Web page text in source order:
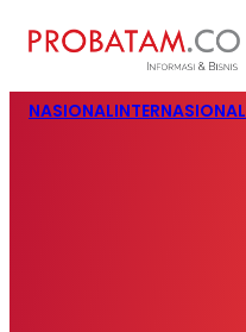
NASIONALINTERNASIONAL